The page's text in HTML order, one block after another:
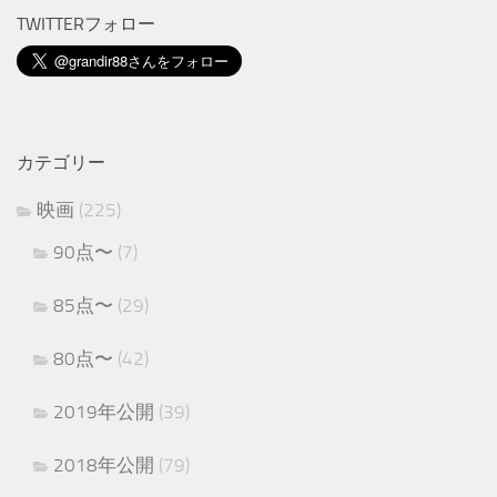
TWITTERフォロー
カテゴリー
映画 (225)
90点〜 (7)
85点〜 (29)
80点〜 (42)
2019年公開 (39)
2018年公開 (79)